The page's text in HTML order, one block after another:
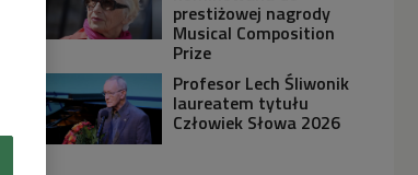
prestiżowej nagrody
Musical Composition
Prize
Profesor Lech Śliwonik
laureatem tytułu
Człowiek Słowa 2026